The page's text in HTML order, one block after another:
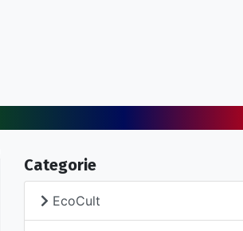
Categorie
EcoCult